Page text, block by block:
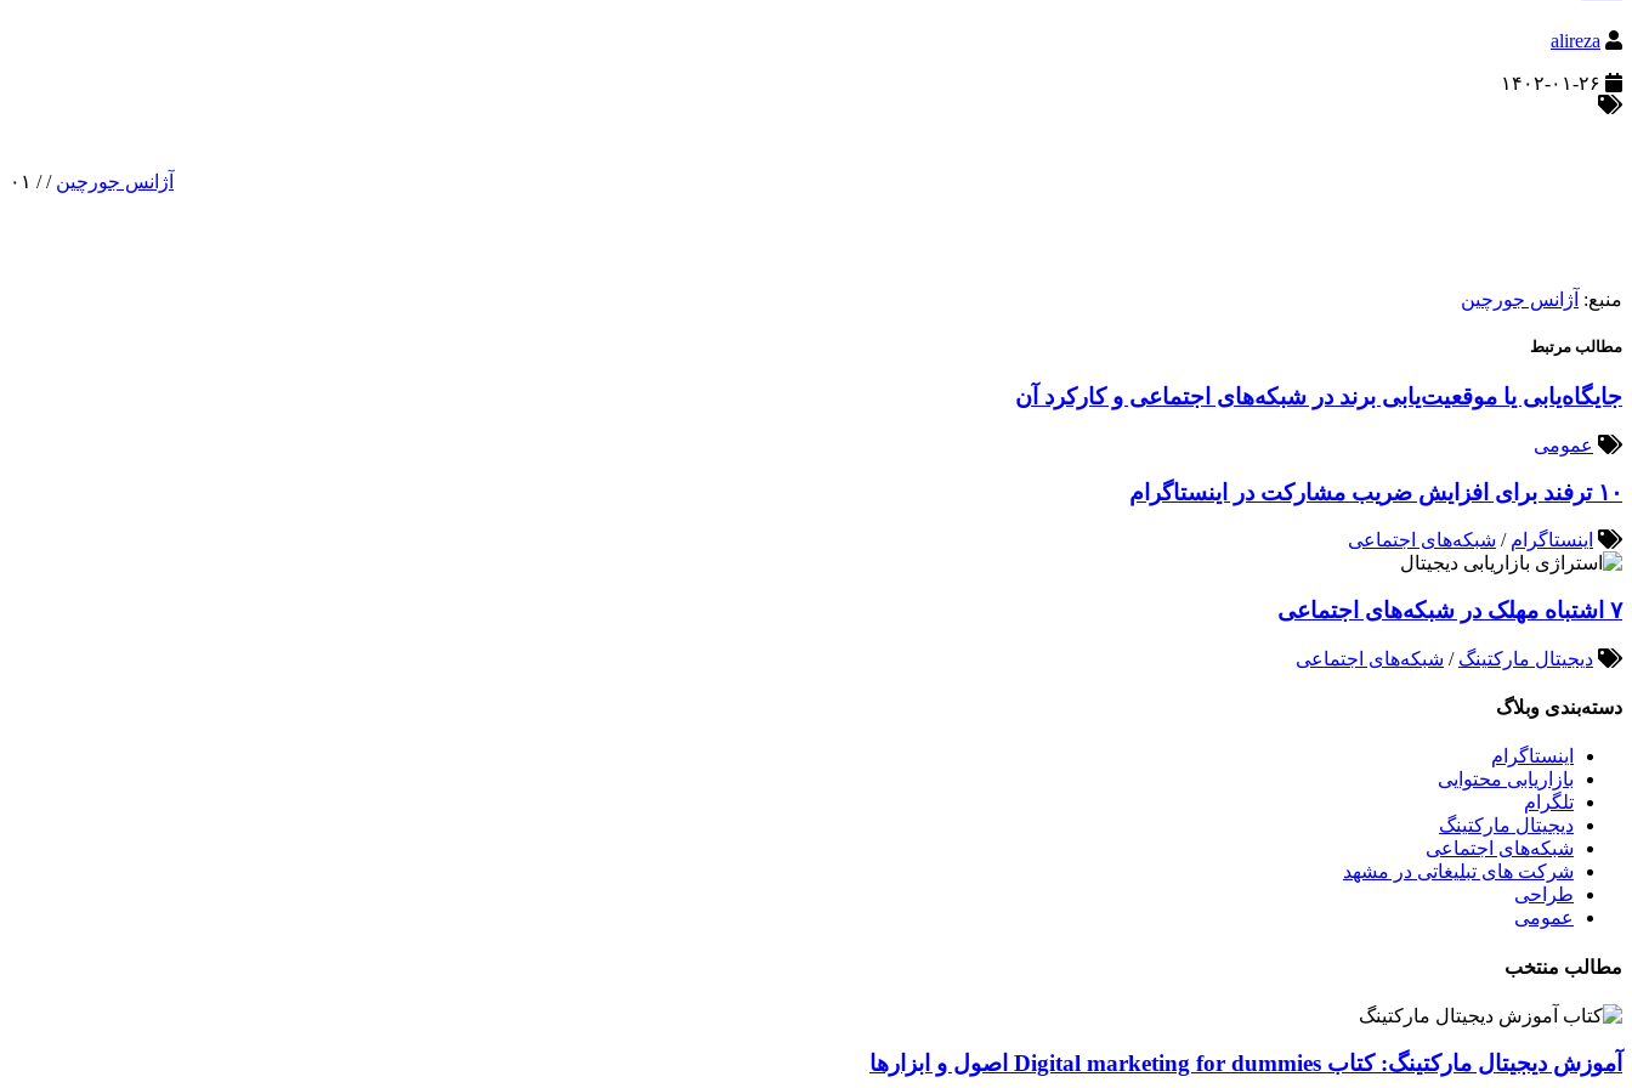
alireza
آژانس جورچین /
/ ۰۱
منبع: آژانس جورچین
مطالب مرتبط
جایگاه‌یابی یا موقعیت‌یابی برند در شبکه‌های اجتماعی و کارکرد آن
عمومی
۱۰ ترفند برای افزایش ضریب مشارکت در اینستاگرام
اینستاگرام / شبکه‌های اجتماعی
۷ اشتباه مهلک در شبکه‌های اجتماعی
دیجیتال مارکتینگ / شبکه‌های اجتماعی
دسته‌بندی وبلاگ
اینستاگرام
بازاریابی محتوایی
تلگرام
دیجیتال مارکتینگ
شبکه‌های اجتماعی
شرکت های تبلیغاتی در مشهد
طراحی
عمومی
مطالب منتخب
آموزش دیجیتال مارکتینگ: کتاب Digital marketing for dummies اصول و ابزارها